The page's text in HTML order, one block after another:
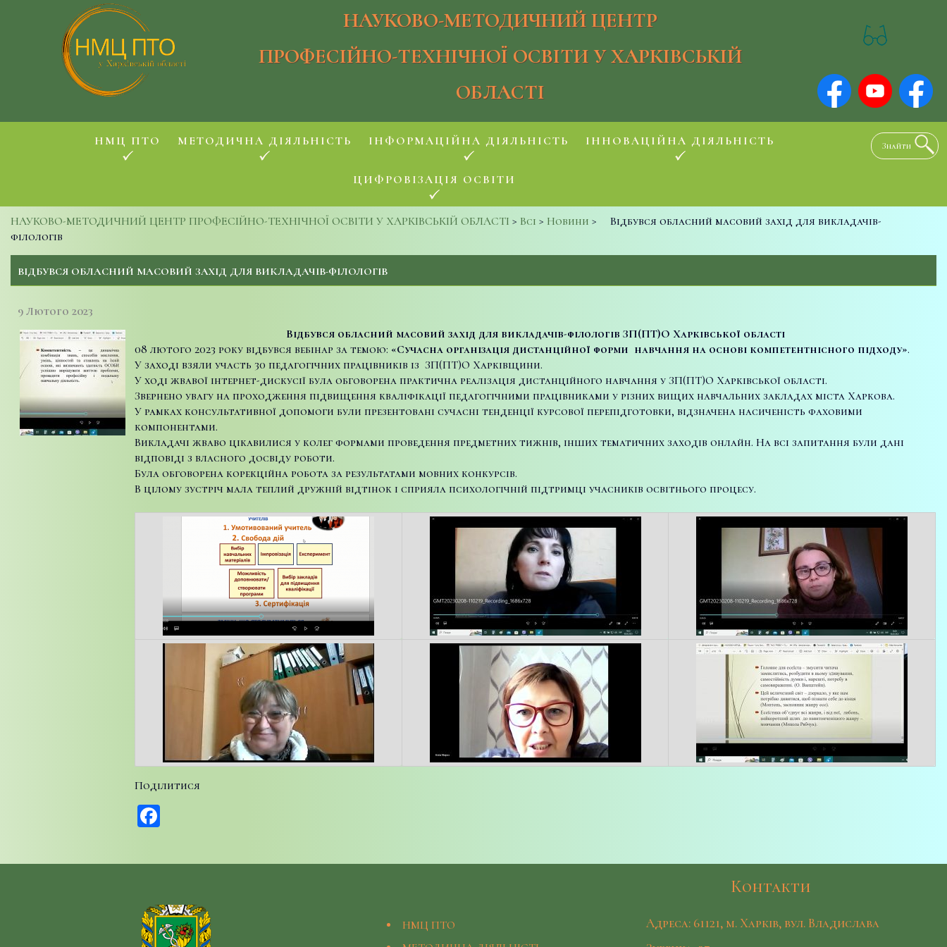
НАУКОВО-МЕТОДИЧНИЙ ЦЕНТР
ПРОФЕСІЙНО-ТЕХНІЧНОЇ ОСВІТИ У ХАРКІВСЬКІЙ
ОБЛАСТІ
НМЦ ПТО МЕТОДИЧНА ДІЯЛЬНІСТЬ ІНФОРМАЦІЙНА ДІЯЛЬНІСТЬ ІННОВАЦІЙНА ДІЯЛЬНІСТЬ
ЦИФРОВІЗАЦІЯ ОСВІТИ
НАУКОВО-МЕТОДИЧНИЙ ЦЕНТР ПРОФЕСІЙНО-ТЕХНІЧНОЇ ОСВІТИ У ХАРКІВСЬКІЙ ОБЛАСТІ > Всі > Новини >
Відбувся обласний масовий захід для викладачів-
філологів
ВІДБУВСЯ ОБЛАСНИЙ МАСОВИЙ ЗАХІД ДЛЯ ВИКЛАДАЧІВ-ФІЛОЛОГІВ
9 Лютого 2023
Відбувся обласний масовий захід для викладачів-філологів ЗП(ПТ)О Харківської області
08 лютого 2023 року відбувся вебінар за темою: «Сучасна організація дистанційної форми навчання на основі компетентнісного підходу».
У заході взяли участь 30 педагогічних працівників із ЗП(ПТ)О Харківщини.
У ході жвавої інтернет-дискусії була обговорена практична реалізація дистанційного навчання у ЗП(ПТ)О Харківської області.
Звернено увагу на проходження підвищення кваліфікації педагогічними працівниками у різних вищих навчальних закладах міста Харкова.
У рамках консультативної допомоги були презентовані сучасні тенденції курсової перепідготовки, відзначена насиченість фаховими
компонентами.
Викладачі жваво цікавилися у колег формами проведення предметних тижнів, інших тематичних заходів онлайн. На всі запитання були дані
відповіді з власного досвіду роботи.
Була обговорена корекційна робота за результатами мовних конкурсів.
В цілому зустріч мала теплий дружній відтінок і сприяла психологічній підтримці учасників освітнього процесу.
Поділитися
НМЦ ПТО
Контакти
Адреса: 61121, м. Харків, вул. Владислава